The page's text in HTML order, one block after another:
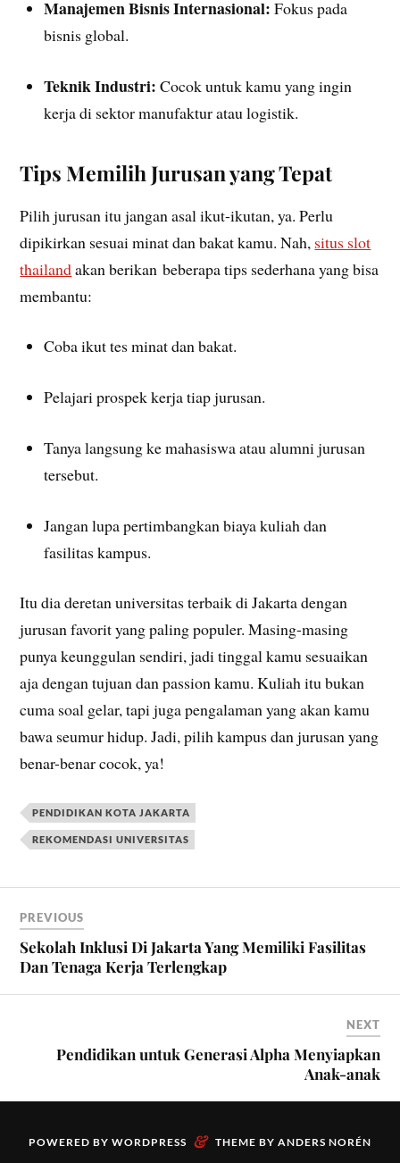
Manajemen Bisnis Internasional: Fokus pada
bisnis global.
Teknik Industri: Cocok untuk kamu yang ingin
kerja di sektor manufaktur atau logistik.
Tips Memilih Jurusan yang Tepat
Pilih jurusan itu jangan asal ikut-ikutan, ya. Perlu
dipikirkan sesuai minat dan bakat kamu. Nah, situs slot
thailandakan berikan beberapa tips sederhana yang bisa
membantu:
Coba ikut tes minat dan bakat.
Pelajari prospek kerja tiap jurusan.
Tanya langsung ke mahasiswa atau alumni jurusan
tersebut.
Jangan lupa pertimbangkan biaya kuliah dan
fasilitas kampus.
Itu dia deretan universitas terbaik di Jakarta dengan
jurusan favorit yang paling populer. Masing-masing
punya keunggulan sendiri, jadi tinggal kamu sesuaikan
aja dengan tujuan dan passion kamu. Kuliah itu bukan
cuma soal gelar, tapi juga pengalaman yang akan kamu
bawa seumur hidup. Jadi, pilih kampus dan jurusan yang
benar-benar cocok, ya!
PENDIDIKAN KOTA JAKARTA
REKOMENDASI UNIVERSITAS
PREVIOUS
Sekolah Inklusi Di Jakarta Yang Memiliki Fasilitas
Dan Tenaga Kerja Terlengkap
NEXT
Pendidikan untuk Generasi Alpha Menyiapkan
Anak-anak
POWERED BY WORDPRESS & THEME BY ANDERS NORÉN